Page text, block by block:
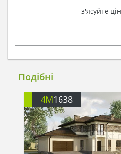
з'ясуйте
Подібні
4M1638